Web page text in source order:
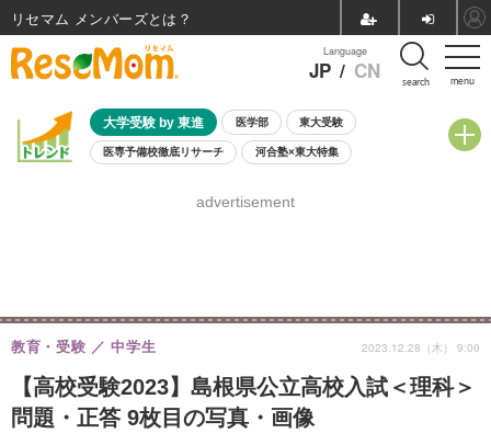
menu
Language
JP / CN search
大学受験 by 東進 医学部 東大受験
医専予備校徹底リサーチ 河合塾×東大特集
8月開催学校説明会・相談会
advertisement
【高校受験2023】島根県公立高校入試＜理科＞
問題・正答 9枚目の写真・画像
教育・受験 中学生 2023.12.28（木） 9:00
リセマム メンバーズ